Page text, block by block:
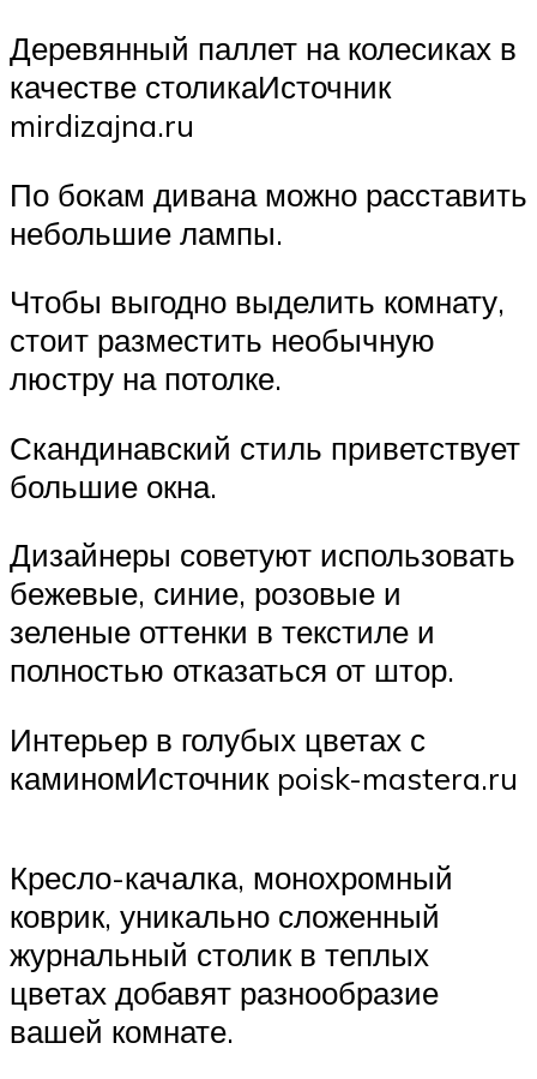
Деревянный паллет на колесиках в
качестве столикаИсточник
mirdizajna.ru
По бокам дивана можно расставить
небольшие лампы.
Чтобы выгодно выделить комнату,
стоит разместить необычную
люстру на потолке.
Скандинавский стиль приветствует
большие окна.
Дизайнеры советуют использовать
бежевые, синие, розовые и
зеленые оттенки в текстиле и
полностью отказаться от штор.
Интерьер в голубых цветах с
каминомИсточник poisk-mastera.ru
Кресло-качалка, монохромный
коврик, уникально сложенный
журнальный столик в теплых
цветах добавят разнообразие
вашей комнате.